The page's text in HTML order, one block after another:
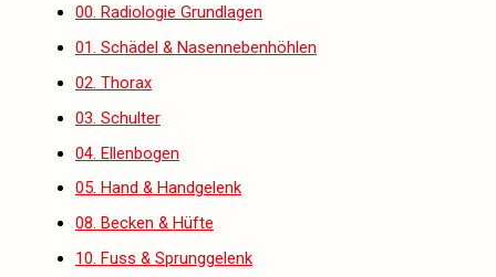
00. Radiologie Grundlagen
01. Schädel & Nasennebenhöhlen
02. Thorax
03. Schulter
04. Ellenbogen
05. Hand & Handgelenk
08. Becken & Hüfte
10. Fuss & Sprunggelenk